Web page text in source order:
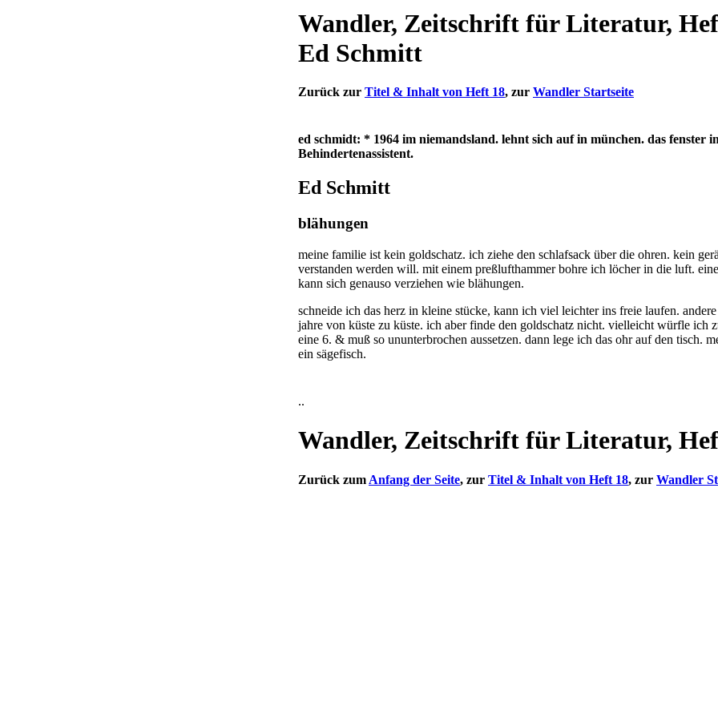
Wandler, Zeitschrift für Literatur,
Ed Schmitt
Zurück zur Titel & Inhalt von Heft 18, zur Wandler Startseite
ed schmidt: * 1964 im niemandsland. lehnt sich auf in münchen. das fenster
Behindertenassistent.
Ed Schmitt
blähungen
meine familie ist kein goldschatz. ich ziehe den schlafsack über die ohren. kein
verstanden werden will. mit einem preßlufthammer bohre ich löcher in die luft.
kann sich genauso verziehen wie blähungen.
schneide ich das herz in kleine stücke, kann ich viel leichter ins freie laufen.
jahre von küste zu küste. ich aber finde den goldschatz nicht. vielleicht würfle ich
eine 6. & muß so ununterbrochen aussetzen. dann lege ich das ohr auf den tisch.
ein sägefisch.
..
Wandler, Zeitschrift für Literatur,
Zurück zum Anfang der Seite, zur Titel & Inhalt von Heft 18, zur Wandler